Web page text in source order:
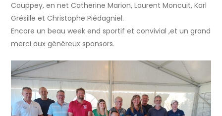
Couppey, en net Catherine Marion, Laurent Moncuit, Karl
Grésille et Christophe Piédagniel.
Encore un beau week end sportif et convivial ,et un grand
merci aux généreux sponsors.